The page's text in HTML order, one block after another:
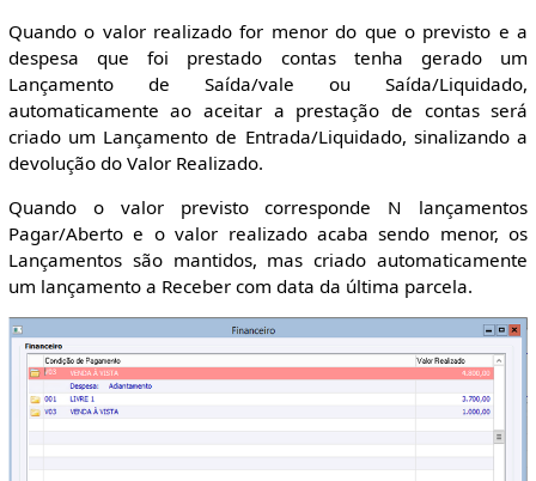
Quando o valor realizado for menor do que o previsto e a
despesa que foi prestado contas tenha gerado um
Lançamento de Saída/vale ou Saída/Liquidado,
automaticamente ao aceitar a prestação de contas será
criado um Lançamento de Entrada/Liquidado, sinalizando a
devolução do Valor Realizado.
Quando o valor previsto corresponde N lançamentos
Pagar/Aberto e o valor realizado acaba sendo menor, os
Lançamentos são mantidos, mas criado automaticamente
um lançamento a Receber com data da última parcela.